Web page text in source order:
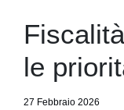
le
27 Febbraio 2026